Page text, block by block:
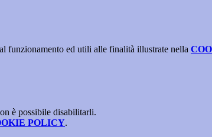
funzionamento ed utili alle finalità illustrate nella
è possibile disabilitarli.
POLICY.